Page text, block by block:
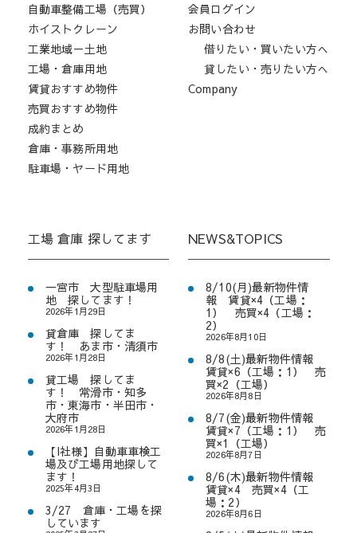
自動車整備工場（売買）
ホイストクレーン
工業地域－土地
工場・倉庫用地
賃貸おすすめ物件
売買おすすめ物件
成約まとめ
倉庫・事務所用地
駐車場・ヤード用地
会員ログイン
お問い合わせ
借りたい・買いたい方へ
貸したい・売りたい方へ
Company
工場 倉庫 探してます
一宮市 大型駐車場用
地 探してます！
2026年1月29日
貸倉庫 探してま
す！ あま市・清須市
2026年1月28日
貸工場 探してま
す！ 常滑市・知多
市・東海市・半田市・
大府市
2026年1月28日
【I社様】自動車車検工
場及び工場用地探して
ます！
2025年4月3日
3/27 倉庫・工場を探
しています
NEWS&TOPICS
8/10(月)最新物件情
報 賃貸×4（工場：
1） 売買×4（工場：
2）
2026年8月10日
8/8(土)最新物件情報
賃貸×6（工場：1） 売
買×2（工場）
2026年8月8日
8/7(金)最新物件情報
賃貸×7（工場：1） 売
買×1（工場）
2026年8月7日
8/6(木)最新物件情報
賃貸×4 売買×4（工
場：2）
2026年8月6日